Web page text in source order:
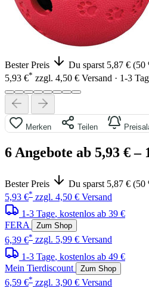
Bester Preis
Du sparst 5,87 € (50
5,93 €* zzgl. 4,50 € Versand · 1-3
Merken Teilen
6 Angebote ab 5,93 €–
Bester Preis
Du sparst 5,87 € (50
5,93 €* zzgl. 4,50 € Versand
1-3 Tage, kostenlos ab 39 €
FERA
Zum Shop
6,39 €* zzgl. 5,99 € Versand
1-3 Tage, kostenlos ab 49 €
Mein Tierdiscount
Zum Shop
6,59 €* zzgl. 3,90 € Versand